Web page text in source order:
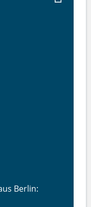
Berlin: